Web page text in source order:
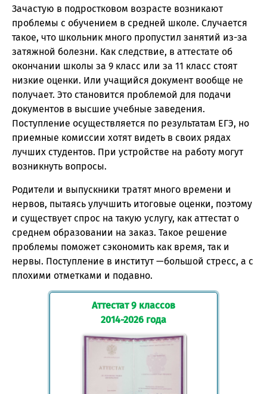
Зачастую в подростковом возрасте возникают
проблемы с обучением в средней школе. Случается
такое, что школьник много пропустил занятий из-за
затяжной болезни. Как следствие, в аттестате об
окончании школы за 9 класс или за 11 класс стоят
низкие оценки. Или учащийся документ вообще не
получает. Это становится проблемой для подачи
документов в высшие учебные заведения.
Поступление осуществляется по результатам ЕГЭ, но
приемные комиссии хотят видеть в своих рядах
лучших студентов. При устройстве на работу могут
возникнуть вопросы.
Родители и выпускники тратят много времени и
нервов, пытаясь улучшить итоговые оценки, поэтому
и существует спрос на такую услугу, как аттестат о
среднем образовании на заказ. Такое решение
проблемы поможет сэкономить как время, так и
нервы. Поступление в институт —большой стресс, а с
плохими отметками и подавно.
Аттестат 9 классов
2014-2026 года